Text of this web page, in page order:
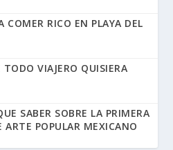
COMER RICO EN PLAYA DEL
TODO VIAJERO QUISIERA
SABER SOBRE LA PRIMERA
ARTE POPULAR MEXICANO